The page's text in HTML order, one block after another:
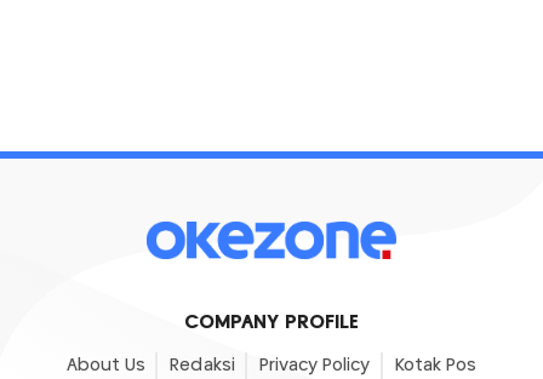
COMPANY PROFILE
About Us Redaksi Privacy Policy Kotak Pos